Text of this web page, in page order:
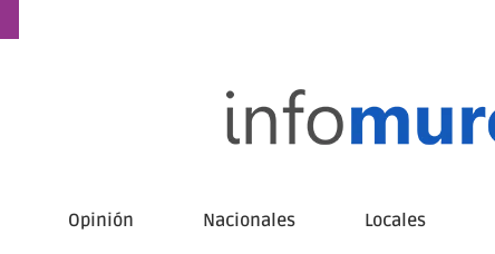
Opinión Nacionales Locales